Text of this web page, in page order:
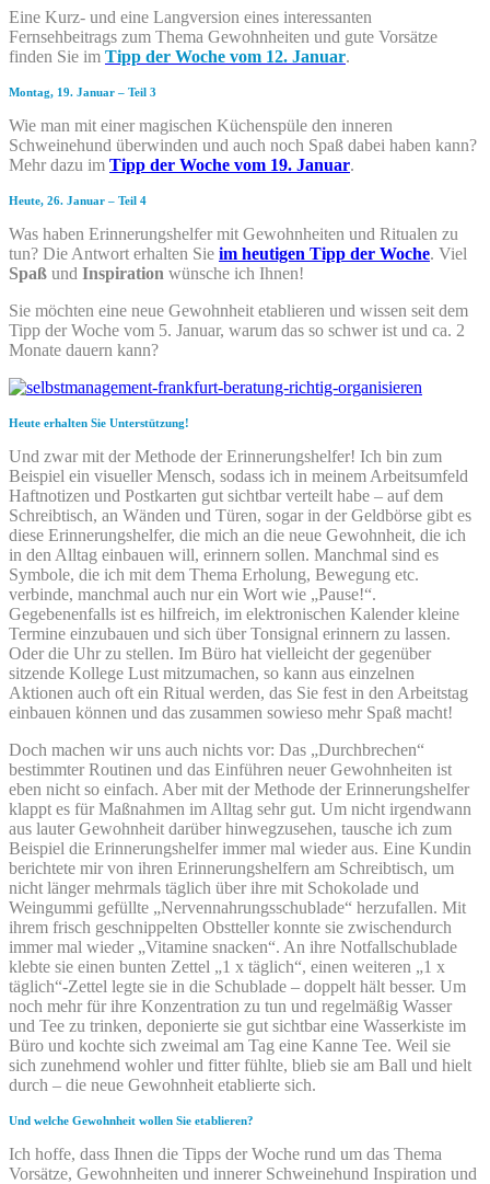
Eine Kurz- und eine Langversion eines interessanten
Fernsehbeitrags zum Thema Gewohnheiten und gute Vorsätze
finden Sie im Tipp der Woche vom 12. Januar.
Montag, 19. Januar – Teil 3
Wie man mit einer magischen Küchenspüle den inneren
Schweinehund überwinden und auch noch Spaß dabei haben kann?
Mehr dazu im Tipp der Woche vom 19. Januar.
Heute, 26. Januar – Teil 4
Was haben Erinnerungshelfer mit Gewohnheiten und Ritualen zu
tun? Die Antwort erhalten Sie im heutigen Tipp der Woche. Viel
Spaß und Inspiration wünsche ich Ihnen!
Sie möchten eine neue Gewohnheit etablieren und wissen seit dem
Tipp der Woche vom 5. Januar, warum das so schwer ist und ca. 2
Monate dauern kann?
Heute erhalten Sie Unterstützung!
Und zwar mit der Methode der Erinnerungshelfer! Ich bin zum
Beispiel ein visueller Mensch, sodass ich in meinem Arbeitsumfeld
Haftnotizen und Postkarten gut sichtbar verteilt habe – auf dem
Schreibtisch, an Wänden und Türen, sogar in der Geldbörse gibt es
diese Erinnerungshelfer, die mich an die neue Gewohnheit, die ich
in den Alltag einbauen will, erinnern sollen. Manchmal sind es
Symbole, die ich mit dem Thema Erholung, Bewegung etc.
verbinde, manchmal auch nur ein Wort wie „Pause!“.
Gegebenenfalls ist es hilfreich, im elektronischen Kalender kleine
Termine einzubauen und sich über Tonsignal erinnern zu lassen.
Oder die Uhr zu stellen. Im Büro hat viel­leicht der gegenüber
sitzende Kollege Lust mitzumachen, so kann aus einzelnen
Aktionen auch oft ein Ritual werden, das Sie fest in den Arbeitstag
einbauen können und das zusammen sowieso mehr Spaß macht!
Doch machen wir uns auch nichts vor: Das „Durchbrechen“
bestimmter Routinen und das Ein­füh­ren neuer Gewohnheiten ist
eben nicht so einfach. Aber mit der Methode der Erinnerungshelfer
klappt es für Maßnahmen im Alltag sehr gut. Um nicht irgendwann
aus lauter Gewohnheit da­rü­ber hinwegzusehen, tausche ich zum
Beispiel die Erinnerungshelfer immer mal wieder aus. Eine Kundin
berichtete mir von ihren Erinnerungshelfern am Schreibtisch, um
nicht länger mehrmals täglich über ihre mit Schokolade und
Weingummi gefüllte „Nervennahrungsschublade“ her­zu­fal­len. Mit
ihrem frisch geschnippelten Obstteller konnte sie zwischendurch
immer mal wieder „Vi­ta­mine snacken“. An ihre Notfallschublade
klebte sie einen bunten Zettel „1 x täglich“, einen wei­te­ren „1 x
täglich“-Zettel legte sie in die Schublade – doppelt hält besser. Um
noch mehr für ihre Konzentration zu tun und regelmäßig Wasser
und Tee zu trinken, deponierte sie gut sichtbar eine Wasserkiste im
Büro und kochte sich zweimal am Tag eine Kanne Tee. Weil sie
sich zu­neh­mend wohler und fitter fühlte, blieb sie am Ball und hielt
durch – die neue Gewohnheit etablierte sich.
Und welche Gewohnheit wollen Sie etablieren?
Ich hoffe, dass Ihnen die Tipps der Woche rund um das Thema
Vorsätze, Gewohnheiten und innerer Schweinehund Inspiration und